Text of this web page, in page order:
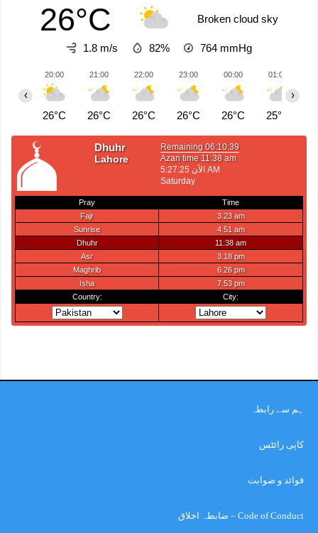
26°C Broken cloud sky
1.8 m/s 82% 764 mmHg
20:00
26°C
21:00
26°C
22:00
26°C
23:00
26°C
00:00
26°C
01:00
25°C
‹ ›
ہم سے رابطہ
کاپی رائٹس
قوائد و ضوابت
Code of Conduct – ضابطہ اخلاق